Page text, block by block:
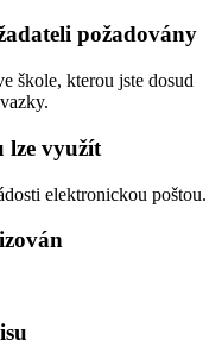
požadovány
škole, kterou jste dosud
lze využít
elektronickou poštou.